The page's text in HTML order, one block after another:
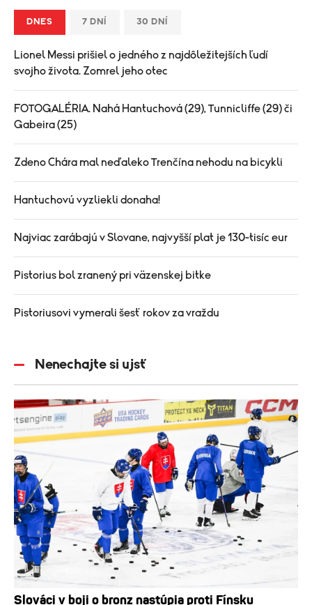
DNES 7 DNÍ 30 DNÍ
Lionel Messi prišiel o jedného z najdôležitejších ľudí
svojho života. Zomrel jeho otec
FOTOGALÉRIA. Nahá Hantuchová (29), Tunnicliffe (29) či
Gabeira (25)
Zdeno Chára mal neďaleko Trenčína nehodu na bicykli
Hantuchovú vyzliekli donaha!
Najviac zarábajú v Slovane, najvyšší plat je 130-tisíc eur
Pistorius bol zranený pri väzenskej bitke
Pistoriusovi vymerali šesť rokov za vraždu
Nenechajte si ujsť
Slováci v boji o bronz nastúpia proti Fínsku